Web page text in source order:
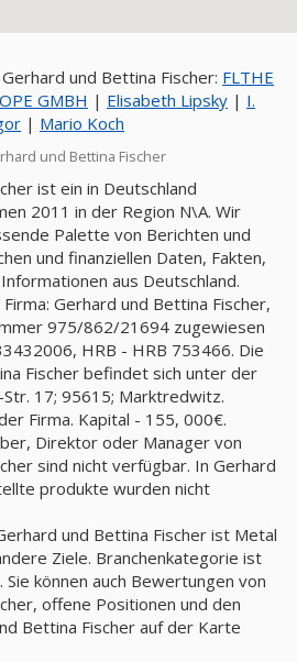
und Bettina Fischer: FLTHE
GMBH | Elisabeth Lipsky | I.
| Mario Koch
und Bettina Fischer
ist ein in Deutschland
2011 in der Region N\A. Wir
Palette von Berichten und
und finanziellen Daten, Fakten,
aus Deutschland.
Gerhard und Bettina Fischer,
975/862/21694 zugewiesen
HRB - HRB 753466. Die
Fischer befindet sich unter der
17; 95615; Marktredwitz.
Firma. Kapital - 155, 000€.
Direktor oder Manager von
sind nicht verfügbar. In Gerhard
produkte wurden nicht
und Bettina Fischer ist Metal
Ziele. Branchenkategorie ist
können auch Bewertungen von
offene Positionen und den
Bettina Fischer auf der Karte